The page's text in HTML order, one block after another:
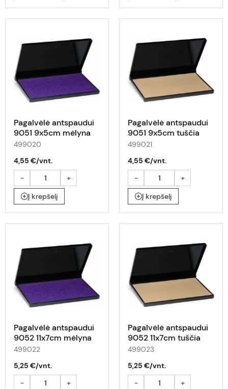
Pagalvėlė antspaudui
9051 9x5cm mėlyna
499020
4,55 €/vnt.
-
+
Į krepšelį
Pagalvėlė antspaudui
9051 9x5cm tuščia
499021
4,55 €/vnt.
-
+
Į krepšelį
Pagalvėlė antspaudui
9052 11x7cm mėlyna
499022
5,25 €/vnt.
-
+
Pagalvėlė antspaudui
9052 11x7cm tuščia
499023
5,25 €/vnt.
-
+